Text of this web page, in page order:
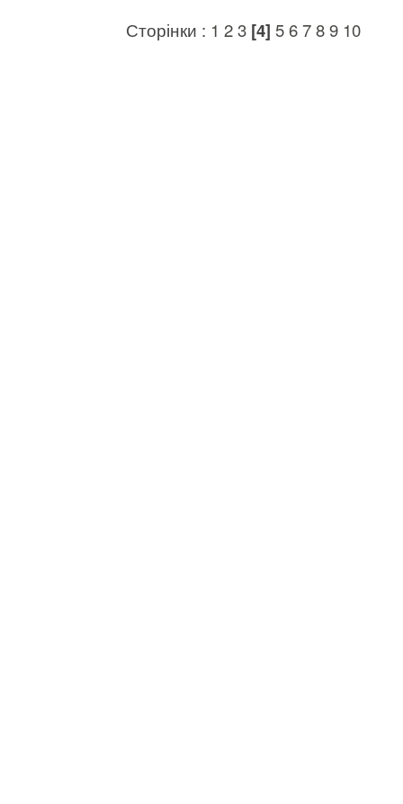
Сторінки : 1 23 [4] 56789 10